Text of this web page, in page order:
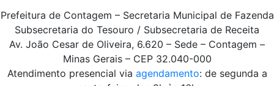
Prefeitura de Contagem – Secretaria Municipal de Fazenda
Subsecretaria do Tesouro / Subsecretaria de Receita
Av. João Cesar de Oliveira, 6.620 – Sede – Contagem –
Minas Gerais – CEP 32.040-000
Atendimento presencial via agendamento: de segunda a